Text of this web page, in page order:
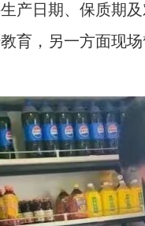
产日期、保质期
育，另一方面现